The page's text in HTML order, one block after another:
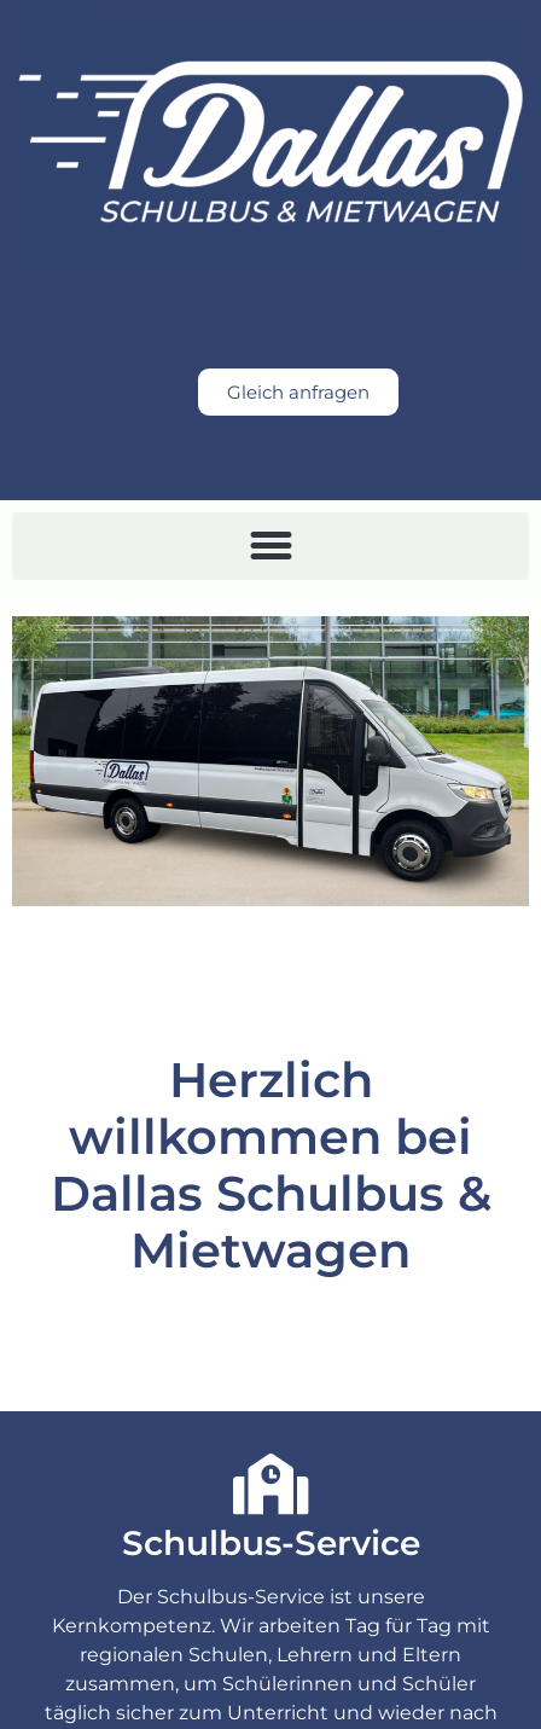
Gleich anfragen
Herzlich
willkommen bei
Dallas Schulbus &
Mietwagen
Schulbus-Service
Der Schulbus-Service ist unsere
Kernkompetenz. Wir arbeiten Tag für Tag mit
regionalen Schulen, Lehrern und Eltern
zusammen, um Schülerinnen und Schüler
täglich sicher zum Unterricht und wieder nach